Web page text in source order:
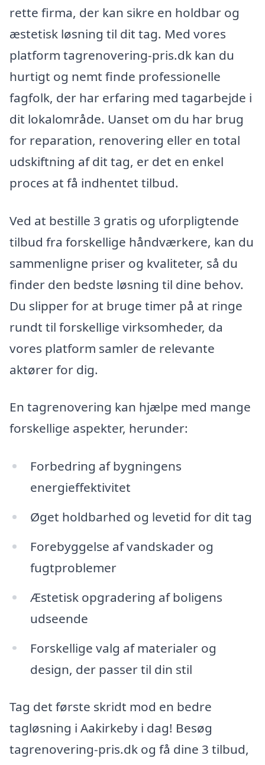
rette firma, der kan sikre en holdbar og
æstetisk løsning til dit tag. Med vores
platform tagrenovering-pris.dk kan du
hurtigt og nemt finde professionelle
fagfolk, der har erfaring med tagarbejde i
dit lokalområde. Uanset om du har brug
for reparation, renovering eller en total
udskiftning af dit tag, er det en enkel
proces at få indhentet tilbud.
Ved at bestille 3 gratis og uforpligtende
tilbud fra forskellige håndværkere, kan du
sammenligne priser og kvaliteter, så du
finder den bedste løsning til dine behov.
Du slipper for at bruge timer på at ringe
rundt til forskellige virksomheder, da
vores platform samler de relevante
aktører for dig.
En tagrenovering kan hjælpe med mange
forskellige aspekter, herunder:
Forbedring af bygningens
energieffektivitet
Øget holdbarhed og levetid for dit tag
Forebyggelse af vandskader og
fugtproblemer
Æstetisk opgradering af boligens
udseende
Forskellige valg af materialer og
design, der passer til din stil
Tag det første skridt mod en bedre
tagløsning i Aakirkeby i dag! Besøg
tagrenovering-pris.dk og få dine 3 tilbud,